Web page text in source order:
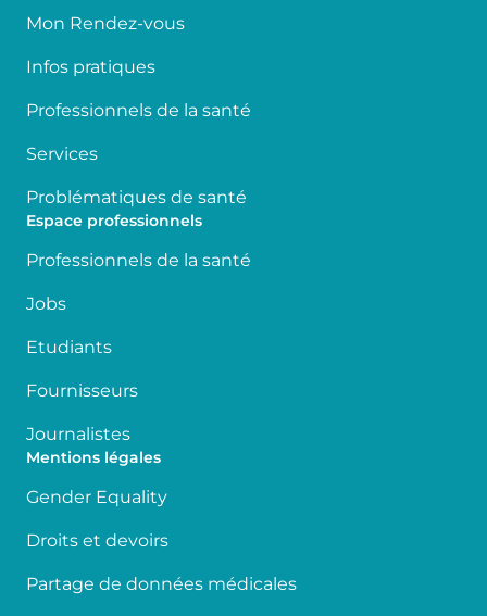
Mon Rendez-vous
Infos pratiques
Professionnels de la santé
Services
Problématiques de santé
Espace professionnels
Professionnels de la santé
Jobs
Etudiants
Fournisseurs
Journalistes
Mentions légales
Gender Equality
Droits et devoirs
Partage de données médicales